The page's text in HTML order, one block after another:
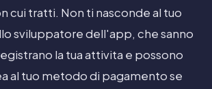
cui tratti. Non ti nasconde al tuo
sviluppatore dell'app, che sanno
la tua attivita e possono
al tuo metodo di pagamento se